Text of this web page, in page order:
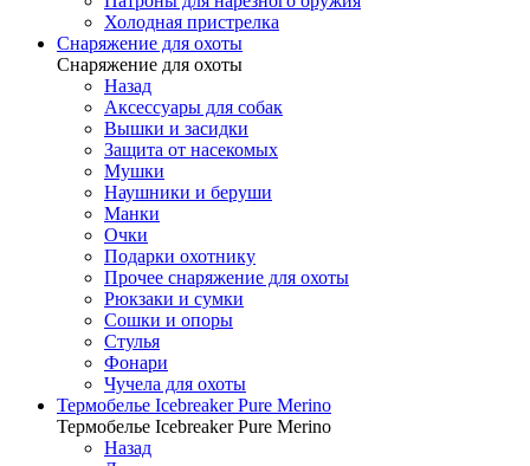
Холодная пристрелка
Снаряжение для охоты
Снаряжение для охоты
Назад
Аксессуары для собак
Вышки и засидки
Защита от насекомых
Мушки
Наушники и беруши
Манки
Очки
Подарки охотнику
Прочее снаряжение для охоты
Рюкзаки и сумки
Сошки и опоры
Стулья
Фонари
Чучела для охоты
Термобелье Icebreaker Pure Merino
Термобелье Icebreaker Pure Merino
Назад